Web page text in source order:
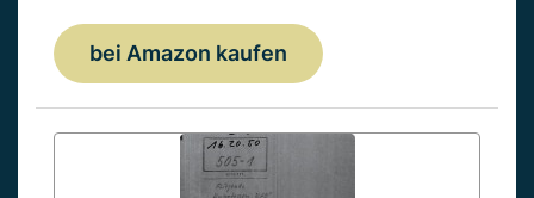
bei Amazon kaufen